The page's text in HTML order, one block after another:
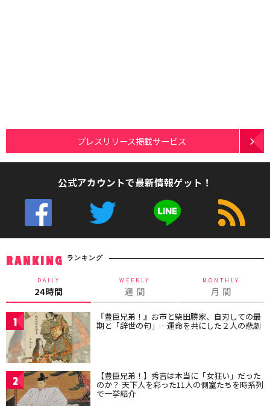
プレスリリース掲載サービス
公式アカウントで最新情報ゲット！
RANKING ランキング
DAILY
24時間
WEEKLY
週 間
MONTHLY
月 間
1 『豊臣兄弟！』お市と柴田勝家、自刃しての最
期と「辞世の句」…運命を共にした２人の悲劇
2 【豊臣兄弟！】秀吉は本当に「女狂い」だった
のか？ 天下人を彩った11人の側室たちを時系列
で一挙紹介